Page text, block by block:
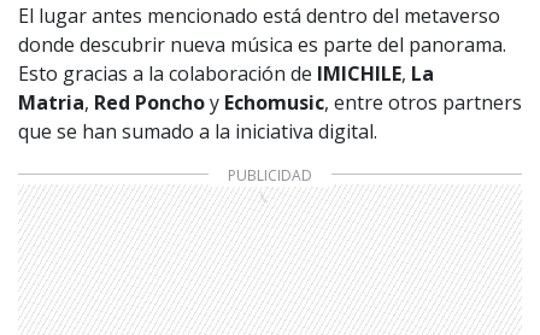
El lugar antes mencionado está dentro del metaverso
donde descubrir nueva música es parte del panorama.
Esto gracias a la colaboración de IMICHILE, La
Matria, Red Ponchoy Echomusic, entre otros partners
que se han sumado a la iniciativa digital.